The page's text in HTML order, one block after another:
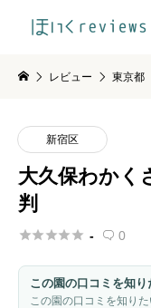
レビュー 東京都
新宿区
大久保わかく
判
 -  0
この園の口コミを知り
この園の口コミを知り